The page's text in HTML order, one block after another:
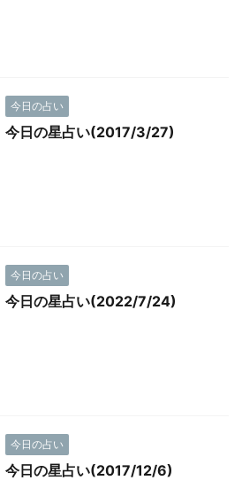
今日の占い
今日の星占い(2017/3/27)
今日の占い
今日の星占い(2022/7/24)
今日の占い
今日の星占い(2017/12/6)